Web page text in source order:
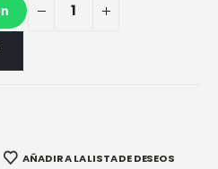
AÑADIR A LA LISTA DE DESEOS